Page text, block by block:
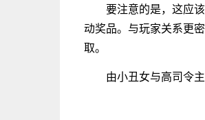
要注意的是，这应
动奖品。与玩家关系更
取。
由小丑女与高司令